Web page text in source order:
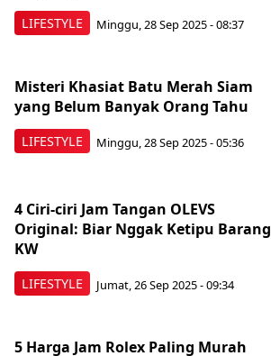
LIFESTYLE Minggu, 28 Sep 2025 - 08:37
LIFESTYLE
Misteri Khasiat Batu Merah Siam
yang Belum Banyak Orang Tahu
Minggu, 28 Sep 2025 - 05:36
LIFESTYLE
4 Ciri-ciri Jam Tangan OLEVS
Original: Biar Nggak Ketipu Barang
KW
Jumat, 26 Sep 2025 - 09:34
5 Harga Jam Rolex Paling Murah